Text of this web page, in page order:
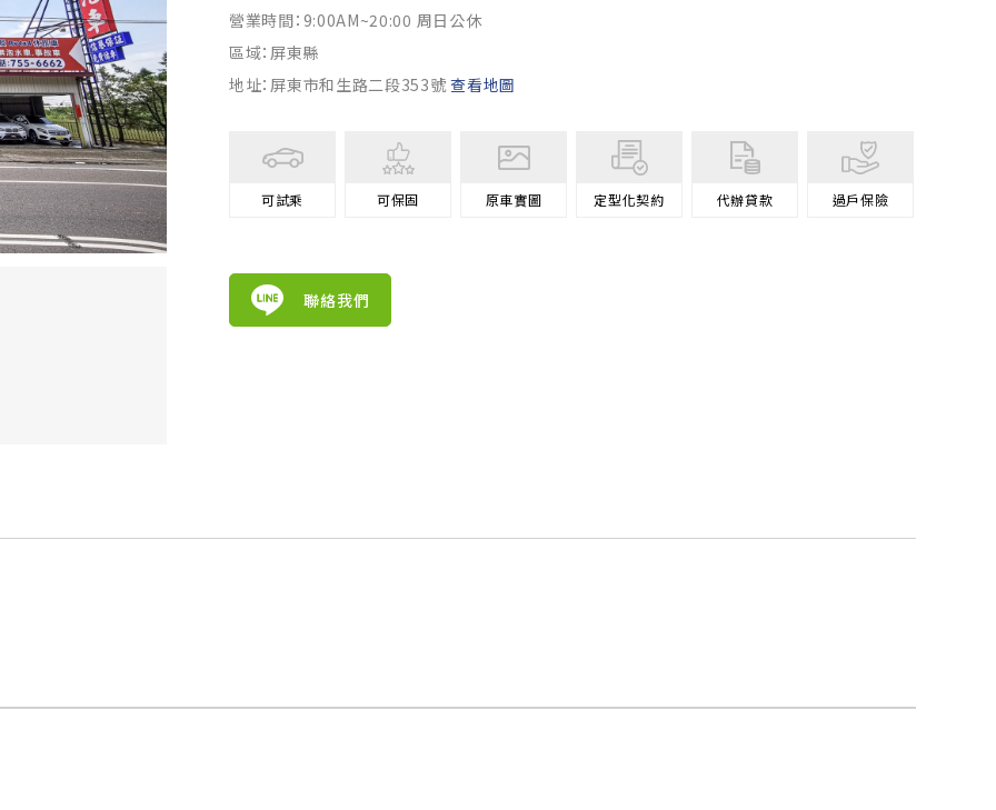
營業時間：9:00AM~20:00 周日公休
區域：屏東縣
地址：屏東市和生路二段353號查看地圖
可試乘 可保固 原車實圖 定型化契約 代辦貸款 過戶保險
聯絡我們